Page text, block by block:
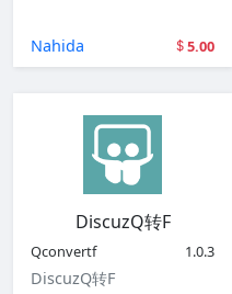
Nahida 5.00
DiscuzQ转F
Qconvertf 1.0.3
DiscuzQ转F